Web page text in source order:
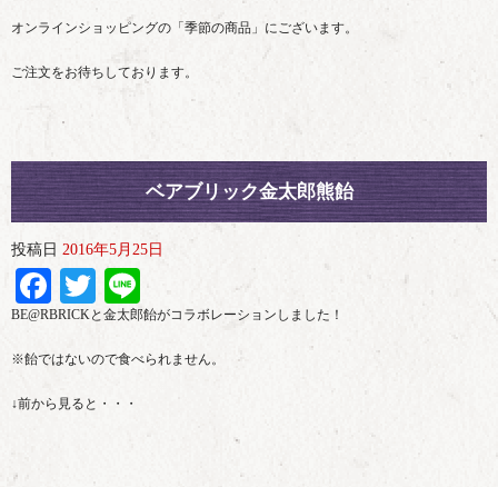
オンラインショッピングの「季節の商品」にございます。
ご注文をお待ちしております。
ベアブリック金太郎熊飴
投稿日 2016年5月25日
Facebook
Twitter
BE@RBRICKと金太郎飴がコラボレーションしました！
※飴ではないので食べられません。
↓前から見ると・・・